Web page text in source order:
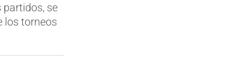
partidos, se
los torneos